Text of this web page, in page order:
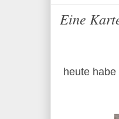
Eine
heute